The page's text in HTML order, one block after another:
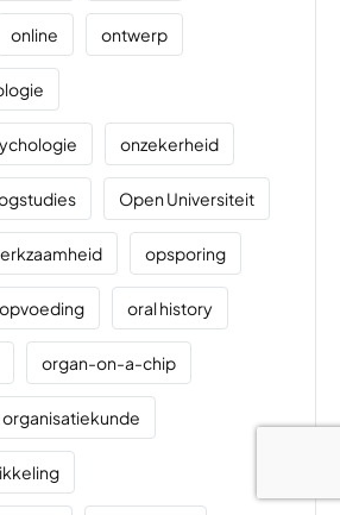
online ontwerp
onzekerheid
Open Universiteit
opsporing
opvoeding oral history
organ-on-a-chip
organisatiekunde